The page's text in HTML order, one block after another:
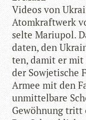
Videos von
Atom­kraft­werk
selte Mariu­pol.
da­ten, den
ten, damit er mit
der Sowje­ti­sche
Armee mit den
unmit­tel­bare
Gewöh­nung tritt